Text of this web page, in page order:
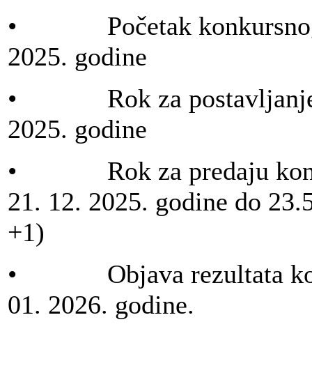
• Početak konkursnog
2025. godine
• Rok za postavljanje
2025. godine
• Rok za predaju
21. 12. 2025. godine do
+1)
• Objava rezultata
01. 2026. godine.